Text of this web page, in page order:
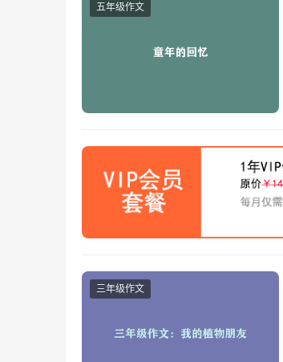
五年级作文
三年级作文